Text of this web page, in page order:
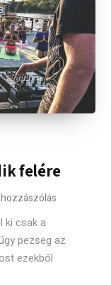
felére
ki csak a
pezseg az
ezekből